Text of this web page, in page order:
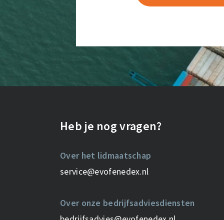
Heb je nog vragen?
Over het lidmaatschap
service@evofenedex.nl
Over onze bedrijfsadviesdiensten